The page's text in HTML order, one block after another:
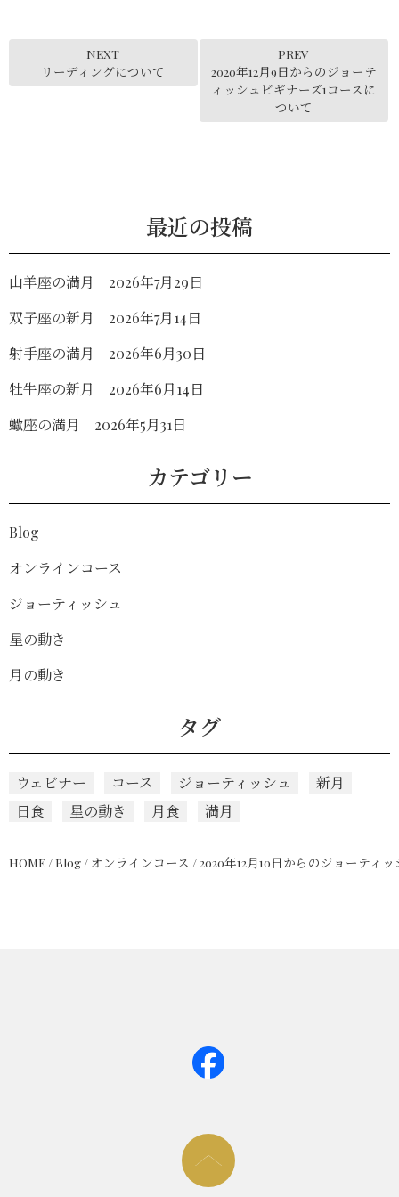
NEXT
リーディングについて
PREV
2020年12月9日からのジョーテ
ィッシュビギナーズ1コースに
ついて
最近の投稿
山羊座の満月 2026年7月29日
双子座の新月 2026年7月14日
射手座の満月 2026年6月30日
牡牛座の新月 2026年6月14日
蠍座の満月 2026年5月31日
カテゴリー
Blog
オンラインコース
ジョーティッシュ
星の動き
月の動き
タグ
ウェビナー コース ジョーティッシュ
新月
日食
星の動き 月食 満月
HOME / Blog / オンラインコース /2020年12月10日からのジョーティ